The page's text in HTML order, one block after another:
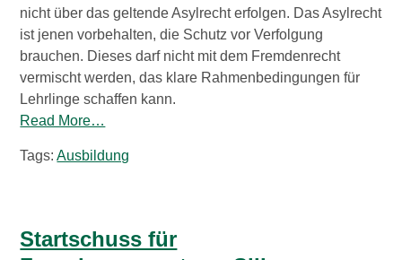
nicht über das geltende Asylrecht erfolgen. Das Asylrecht
ist jenen vorbehalten, die Schutz vor Verfolgung
brauchen. Dieses darf nicht mit dem Fremdenrecht
vermischt werden, das klare Rahmenbedingungen für
Lehrlinge schaffen kann.
Read More…
Tags:Ausbildung
Startschuss für